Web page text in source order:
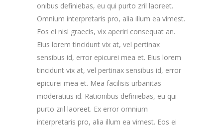
onibus definiebas, eu qui purto zril laoreet.
Omnium interpretaris pro, alia illum ea vimest.
Eos ei nisl graecis, vix aperiri consequat an.
Eius lorem tincidunt vix at, vel pertinax
sensibus id, error epicurei mea et. Eius lorem
tincidunt vix at, vel pertinax sensibus id, error
epicurei mea et. Mea facilisis urbanitas
moderatius id. Rationibus definiebas, eu qui
purto zril laoreet. Ex error omnium
interpretaris pro, alia illum ea vimest. Eos ei